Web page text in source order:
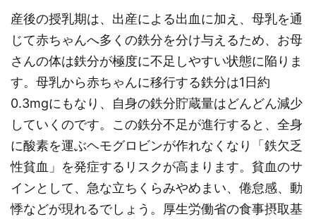
産後の授乳期は、出産による出血に加え、母乳を通
じて赤ちゃんへ多くの鉄分を分け与えるため、お母
さんの体は鉄分が極度に不足しやすい状態に陥りま
す。母乳から赤ちゃんに移行する鉄分は1日約
0.3mgにもなり、自身の鉄分貯蔵量はどんどん減少
していくのです。この鉄分不足が進行すると、全身
に酸素を運ぶヘモグロビンが作れなくなり「鉄欠乏
性貧血」を発症するリスクが高まります。貧血のサ
インとして、急な立ちくらみやめまい、倦怠感、動
悸などが現れるでしょう。厚生労働省の食事摂取基